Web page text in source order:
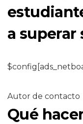
a superar
Autor de contacto
Qué